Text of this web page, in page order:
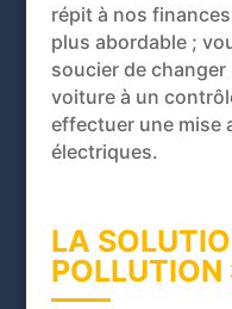
répit à nos
plus abordable ;
soucier de changer
voiture à un
effectuer une mise
électriques.
LA
POLLUTION